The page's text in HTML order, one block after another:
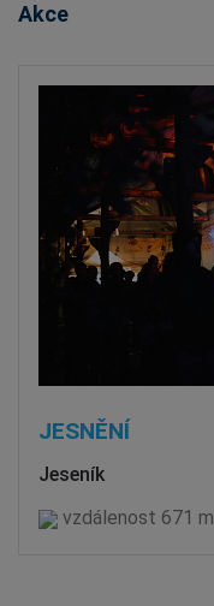
Akce
JESNĚNÍ
Jeseník
vzdálenost 671 m